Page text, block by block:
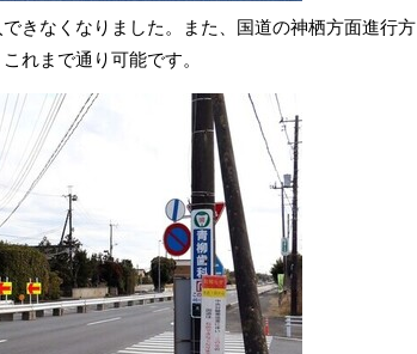
きなくなりました。また、国道の神栖方面進行方
れまで通り可能です。